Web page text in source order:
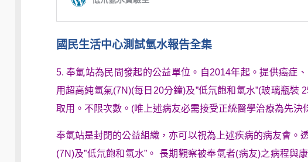
國民生活中心測試氫水報告全集
5. 奉氫站為民間發起的公益單位。自2014年起。提供癌症
用超高純氫氣(7N)(每日20分鐘)及”低氘飽和氫水”(玻璃瓶
取用。不限次數。(唯上述病友必需接受正統醫學治療為先決
奉氫站是封閉的公益組織，亦可以視為上述疾病的病友會。
(7N)及”低氘飽和氫水”。 長期觀察被奉氫者(病友)之病程與